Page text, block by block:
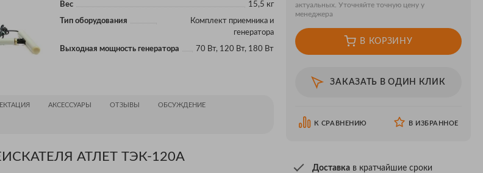
Вес 15,5 кг
Тип оборудования
Комплект приемника и
генератора
Выходная мощность генератора 70 Вт, 120 Вт, 180 Вт
АКСЕССУАРЫ ОТЗЫВЫ ОБСУЖДЕНИЕ
АТЛЕТ ТЭК-120А
актуальных. Уточняйте точную цену у
менеджера
В КОРЗИНУ
ЗАКАЗАТЬ В ОДИН КЛИК
К СРАВНЕНИЮ В ИЗБРАННОЕ
Доставкав кратчайшие сроки